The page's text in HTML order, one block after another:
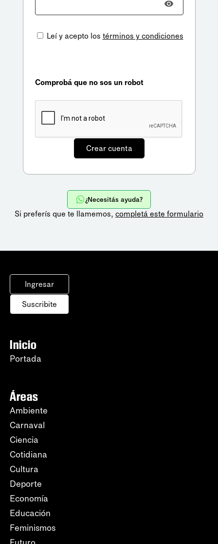
Leí y acepto los términos y condiciones
Comprobá que no sos un robot
¿Necesitás ayuda?
Si preferís que te llamemos, completá este formulario
Ingresar
Suscribite
Inicio
Portada
Áreas
Ambiente
Carnaval
Ciencia
Cotidiana
Cultura
Deporte
Economía
Educación
Feminismos